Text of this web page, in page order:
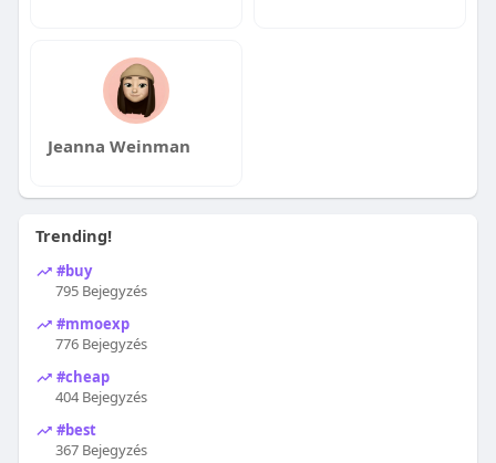
Jeanna Weinman
Trending!
#buy
795 Bejegyzés
#mmoexp
776 Bejegyzés
#cheap
404 Bejegyzés
#best
367 Bejegyzés